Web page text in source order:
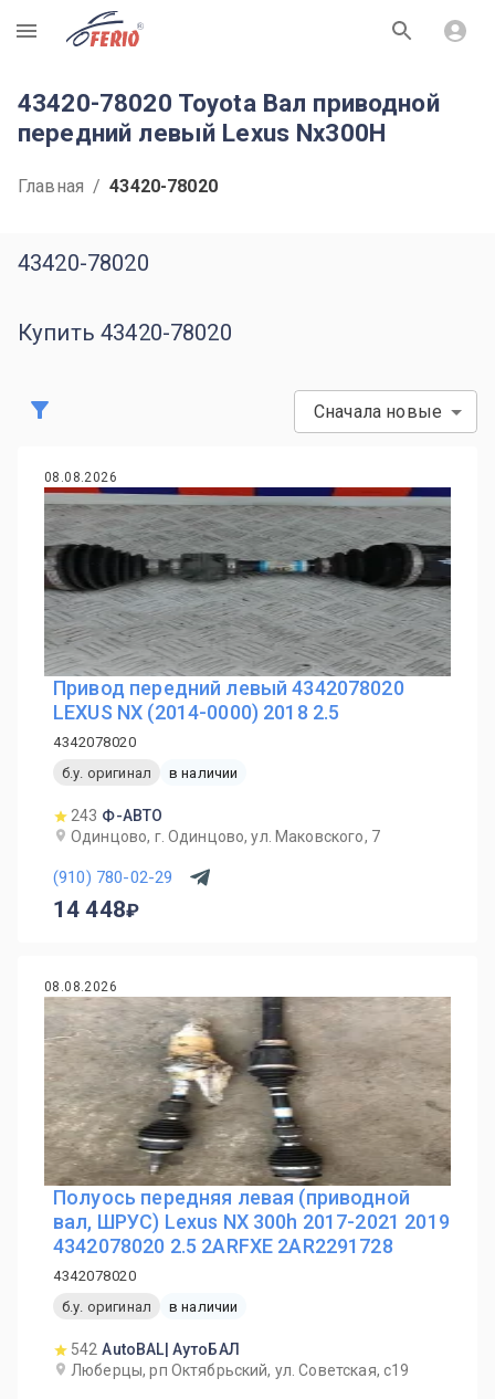
R
43420-78020 Toyota Вал приводной
передний левый Lexus Nx300H
Главная / 43420-78020
43420-78020
Купить 43420-78020
Сначала новые
08.08.2026
Привод передний левый 4342078020
LEXUS NX (2014-0000) 2018 2.5
4342078020
б.у. оригинал
в наличии
243 Ф-АВТО
Одинцово, г. Одинцово, ул. Маковского, 7
(910) 780-02-29
14 448
08.08.2026
Полуось передняя левая (приводной
вал, ШРУС) Lexus NX 300h 2017-2021 2019
4342078020 2.5 2ARFXE 2AR2291728
4342078020
б.у. оригинал
в наличии
542 AutoBAL| АутоБАЛ
Люберцы, рп Октябрьский, ул. Советская, с19